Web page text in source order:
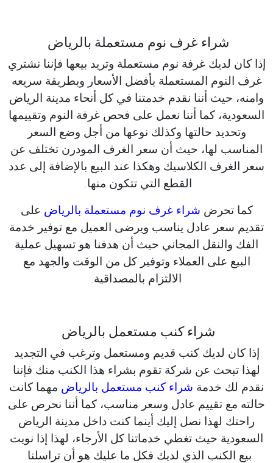
شراء غرف نوم مستعملة بالرياض
إذا كان لديك غرفة نوم مستعملة وتريد بيعها فإننا نشتري
غرف النوم المستعملة بأفضل الأسعار وبطريقة سريعه
وامنه، حيث أننا نقدم خدمتنا في كل أنحاء مدينة الرياض
السعودية، كما أننا نعمل على فحص غرفة النوم وتقييمها
وتحديد حالتها وكذلك نوعها من أجل وضع السعر
المناسب لها، حيث أن سعر الغرف المودرن تختلف عن
سعر الغرف الكلاسيك وهكذا عند البيع بالإضافة إلى عدد
القطع التي تتكون منها.
كما تحرض شراء غرف نوم مستعملة بالرياض على
تقديم سعر عادل يناسب ويرضى العميل مع توفير خدمة
الفك والنقل المجاني حيث أن هدفنا هو تسهيل عملية
البيع على العملاء وتوفير كل من الوقت والجهد مع
الالتزام بالمصداقية.
شراء كنب مستعمل بالرياض
إذا كان لديك كنب قديم ومستعمل وترغب في التجديد
لهذا تبحث عن شركة تقوم بشراء هذا الكنب منك فإننا
نقدم لك خدمة شراء كنب مستعمل بالرياض مهما كانت
حالته مع تقييم عادل وسعر مناسب، كما أننا نحرص على
راحتك لهذا نصل إليك أينما كنت داخل مدينة الرياض
السعودية حيث تغطي خدماتنا كل الأرجاء، لهذا إذا نويت
بيع الكنب الذي لديك فكل ما عليك هو أن تراسلنا.